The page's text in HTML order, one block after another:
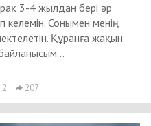
3-4 жылдан бері әр
Сонымен менің
Құранға жақын
2 207